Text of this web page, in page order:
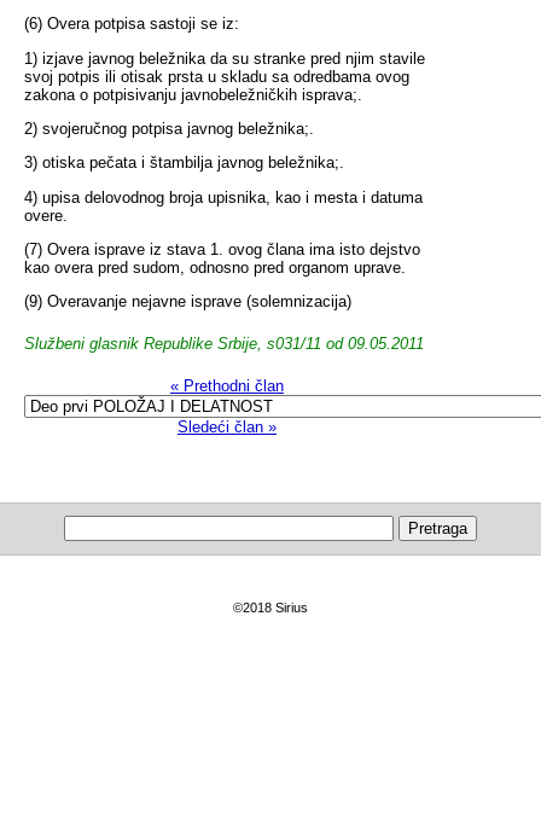
(6) Overa potpisa sastoji se iz:
1) izjave javnog beležnika da su stranke pred njim stavile
svoj potpis ili otisak prsta u skladu sa odredbama ovog
zakona o potpisivanju javnobeležničkih isprava;.
2) svojeručnog potpisa javnog beležnika;.
3) otiska pečata i štambilja javnog beležnika;.
4) upisa delovodnog broja upisnika, kao i mesta i datuma
overe.
(7) Overa isprave iz stava 1. ovog člana ima isto dejstvo
kao overa pred sudom, odnosno pred organom uprave.
(9) Overavanje nejavne isprave (solemnizacija)
Službeni glasnik Republike Srbije, s031/11 od 09.05.2011
« Prethodni član
Sledeći član »
©2018 Sirius